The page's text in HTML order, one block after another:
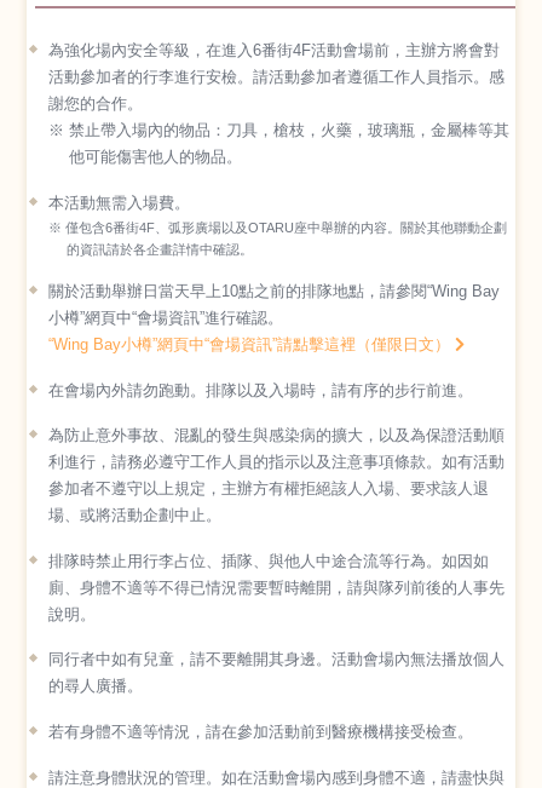
為強化場內安全等級，在進入6番街4F活動會場前，主辦方將會對
活動參加者的行李進行安檢。請活動參加者遵循工作人員指示。感
謝您的合作。
※ 禁止帶入場內的物品：刀具，槍枝，火藥，玻璃瓶，金屬棒等其
他可能傷害他人的物品。
本活動無需入場費。
※ 僅包含6番街4F、弧形廣場以及OTARU座中舉辦的内容。關於其他聯動企劃
的資訊請於各企畫詳情中確認。
關於活動舉辦日當天早上10點之前的排隊地點，請參閱“Wing Bay
小樽”網頁中“會場資訊”進行確認。
“Wing Bay小樽”網頁中“會場資訊”請點擊這裡（僅限日文）
在會場內外請勿跑動。排隊以及入場時，請有序的步行前進。
為防止意外事故、混亂的發生與感染病的擴大，以及為保證活動順
利進行，請務必遵守工作人員的指示以及注意事項條款。如有活動
參加者不遵守以上規定，主辦方有權拒絕該人入場、要求該人退
場、或將活動企劃中止。
排隊時禁止用行李占位、插隊、與他人中途合流等行為。如因如
廁、身體不適等不得已情況需要暫時離開，請與隊列前後的人事先
說明。
同行者中如有兒童，請不要離開其身邊。活動會場內無法播放個人
的尋人廣播。
若有身體不適等情況，請在參加活動前到醫療機構接受檢查。
請注意身體狀況的管理。如在活動會場內感到身體不適，請盡快與